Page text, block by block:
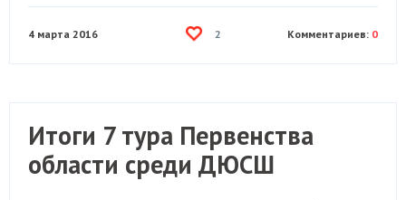
4 марта 2016 2 Комментариев: 0
Итоги 7 тура Первенства
области среди ДЮСШ